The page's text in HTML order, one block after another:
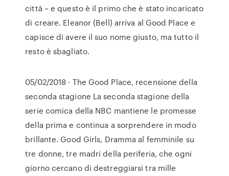
città – e questo è il primo che è stato incaricato
di creare. Eleanor (Bell) arriva al Good Place e
capisce di avere il suo nome giusto, ma tutto il
resto è sbagliato.
05/02/2018 · The Good Place, recensione della
seconda stagione La seconda stagione della
serie comica della NBC mantiene le promesse
della prima e continua a sorprendere in modo
brillante. Good Girls, Dramma al femminile su
tre donne, tre madri della periferia, che ogni
giorno cercano di destreggiarsi tra mille